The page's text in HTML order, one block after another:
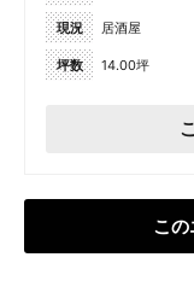
現況 居酒屋
坪数 14.00坪
こ